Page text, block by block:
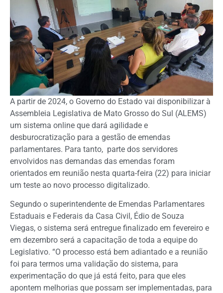
A partir de 2024, o Governo do Estado vai disponibilizar à
Assembleia Legislativa de Mato Grosso do Sul (ALEMS)
um sistema online que dará agilidade e
desburocratização para a gestão de emendas
parlamentares. Para tanto, parte dos servidores
envolvidos nas demandas das emendas foram
orientados em reunião nesta quarta-feira (22) para iniciar
um teste ao novo processo digitalizado.
Segundo o superintendente de Emendas Parlamentares
Estaduais e Federais da Casa Civil, Édio de Souza
Viegas, o sistema será entregue finalizado em fevereiro e
em dezembro será a capacitação de toda a equipe do
Legislativo. “O processo está bem adiantado e a reunião
foi para termos uma validação do sistema, para
experimentação do que já está feito, para que eles
apontem melhorias que possam ser implementadas, para